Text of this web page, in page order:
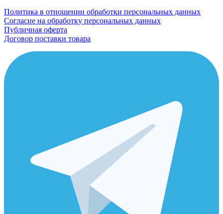
Политика в отношении обработки персональных данных
Согласие на обработку персональных данных
Публичная оферта
Договор поставки товара